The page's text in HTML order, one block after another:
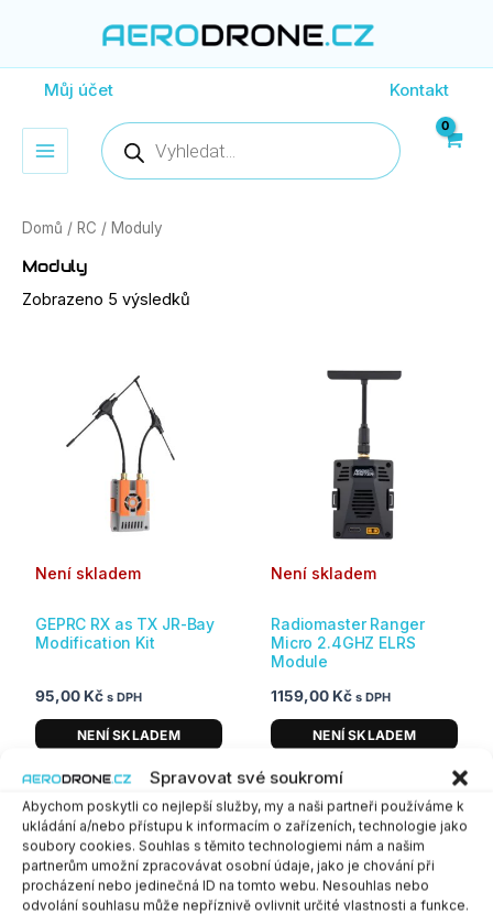
Spravovat své soukromí
Abychom poskytli co nejlepší služby, my a naši partneři používáme k
ukládání a/nebo přístupu k informacím o zařízeních, technologie jako
soubory cookies. Souhlas s těmito technologiemi nám a našim
partnerům umožní zpracovávat osobní údaje, jako je chování při
procházení nebo jedinečná ID na tomto webu. Nesouhlas nebo
odvolání souhlasu může nepříznivě ovlivnit určité vlastnosti a funkce.
obsah
Můj účet Kontakt
Products
search
Domů / RC / Moduly
Moduly
Zobrazeno 5 výsledků
podle
ceny:
od
nejnižší
Není skladem
GEPRC RX as TX JR-Bay
Modification Kit
95,00 Kč s DPH
NENÍ SKLADEM
Není skladem
Radiomaster Ranger
Micro 2.4GHZ ELRS
Module
1159,00 Kč s DPH
NENÍ SKLADEM